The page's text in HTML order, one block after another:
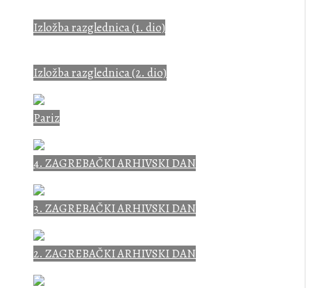
Izložba razglednica (1. dio)
Izložba razglednica (2. dio)
Pariz
4. ZAGREBAČKI ARHIVSKI DAN
3. ZAGREBAČKI ARHIVSKI DAN
2. ZAGREBAČKI ARHIVSKI DAN